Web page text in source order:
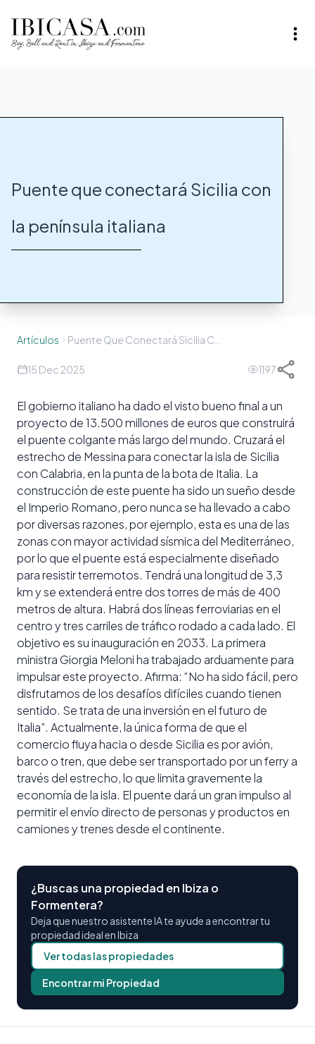
Puente que conectará Sicilia con
la península italiana
Artículos
15 Dec 2025 1197
El gobierno italiano ha dado el visto bueno final a un
proyecto de 13.500 millones de euros que construirá
el puente colgante más largo del mundo. Cruzará el
estrecho de Messina para conectar la isla de Sicilia
con Calabria, en la punta de la bota de Italia. La
construcción de este puente ha sido un sueño desde
el Imperio Romano, pero nunca se ha llevado a cabo
por diversas razones, por ejemplo, esta es una de las
zonas con mayor actividad sísmica del Mediterráneo,
por lo que el puente está especialmente diseñado
para resistir terremotos. Tendrá una longitud de 3,3
km y se extenderá entre dos torres de más de 400
metros de altura. Habrá dos líneas ferroviarias en el
centro y tres carriles de tráfico rodado a cada lado. El
objetivo es su inauguración en 2033. La primera
ministra Giorgia Meloni ha trabajado arduamente para
impulsar este proyecto. Afirma: “No ha sido fácil, pero
disfrutamos de los desafíos difíciles cuando tienen
sentido. Se trata de una inversión en el futuro de
Italia”. Actualmente, la única forma de que el
comercio fluya hacia o desde Sicilia es por avión,
barco o tren, que debe ser transportado por un ferry a
través del estrecho, lo que limita gravemente la
economía de la isla. El puente dará un gran impulso al
permitir el envío directo de personas y productos en
camiones y trenes desde el continente.
¿Buscas una propiedad en Ibiza o
Formentera?
Deja que nuestro asistente IA te ayude a encontrar tu
propiedad ideal en Ibiza
Ver todas las propiedades
Encontrar mi Propiedad